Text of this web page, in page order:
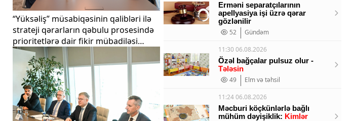
“Yüksəliş” müsabiqəsinin qalibləri ilə
strateji qərarların qəbulu prosesində
prioritetlərə dair fikir mübadiləsi
aparılıb
Erməni separatçılarının
apellyasiya işi üzrə qərar
gözlənilir
52
Gündəm
11:30 06.08.2026
Özəl bağçalar pulsuz olur -
Tələsin
49
Elm və təhsil
11:24 06.08.2026
Məcburi köçkünlərlə bağlı
mühüm dəyişiklik: Kimlər